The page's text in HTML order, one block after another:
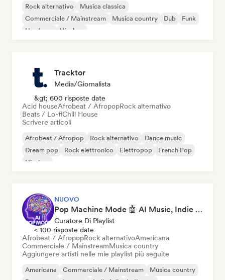
Rock alternativo
Musica classica
Commerciale / Mainstream
Musica country Dub
Funk
Hardcore
Hip-hop
Tracktor
Media/Giornalista
&gt; 600 risposte date
Acid houseAfrobeat / AfropopRock alternativo
Beats / Lo-fiChill House
Scrivere articoli
Afrobeat / Afropop Rock alternativo
Dance music
Dream pop
Rock elettronico Elettropop
French Pop
Hip-hop
NUOVO
Pop Machine Mode 🤖 AI Music, Indie Pop & Dream Pop
Curatore Di Playlist
< 100 risposte date
Afrobeat / AfropopRock alternativoAmericana
Commerciale / MainstreamMusica country
Aggiungere artisti nelle mie playlist più seguite
Americana Commerciale / Mainstream
Musica country